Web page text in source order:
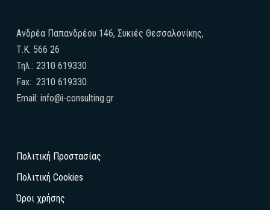
Ανδρέα Παπανδρέου 146, Συκιές Θεσσαλονίκης,
Τ.Κ. 566 26
Τηλ.: 2310 619330
Fax: 2310 619330
Email: info@i-consulting.gr
Πολιτική Προστασίας
Πολιτική Cookies
Όροι χρήσης